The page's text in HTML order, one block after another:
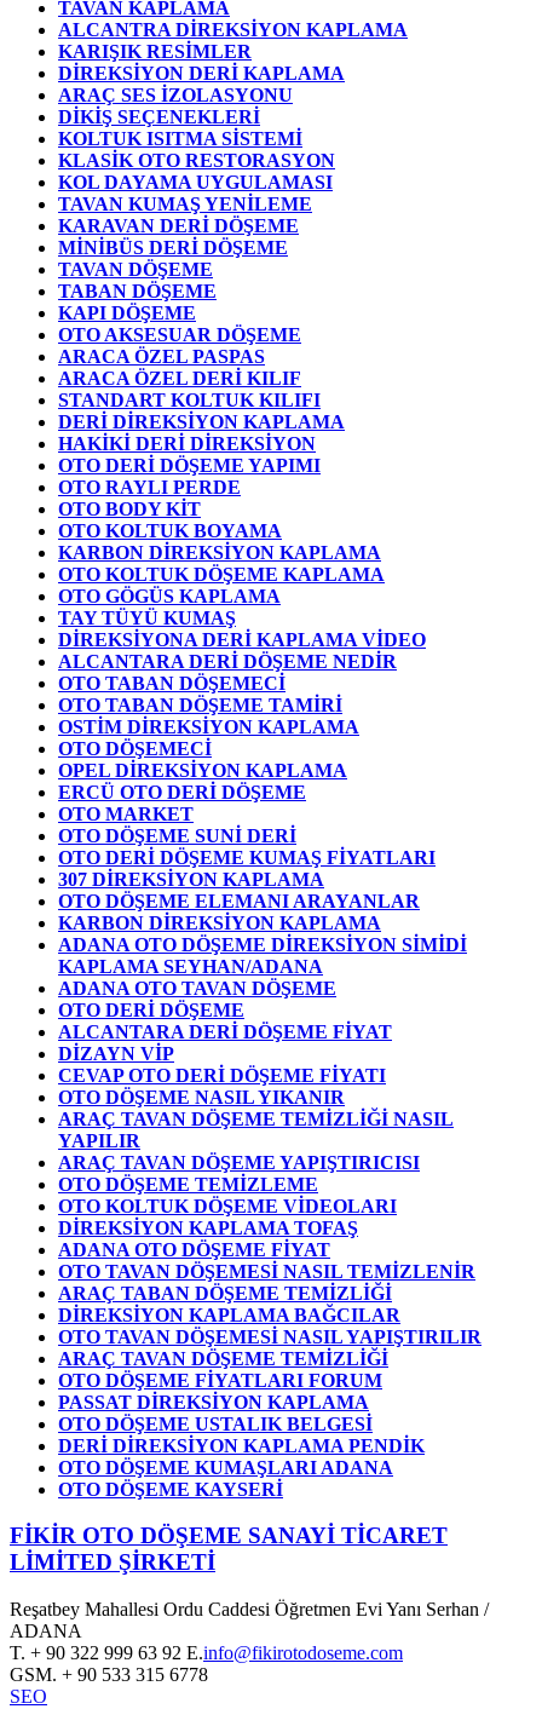
TAVAN KAPLAMA
ALCANTRA DİREKSİYON KAPLAMA
KARIŞIK RESİMLER
DİREKSİYON DERİ KAPLAMA
ARAÇ SES İZOLASYONU
DİKİŞ SEÇENEKLERİ
KOLTUK ISITMA SİSTEMİ
KLASİK OTO RESTORASYON
KOL DAYAMA UYGULAMASI
TAVAN KUMAŞ YENİLEME
KARAVAN DERİ DÖŞEME
MİNİBÜS DERİ DÖŞEME
TAVAN DÖŞEME
TABAN DÖŞEME
KAPI DÖŞEME
OTO AKSESUAR DÖŞEME
ARACA ÖZEL PASPAS
ARACA ÖZEL DERİ KILIF
STANDART KOLTUK KILIFI
DERİ DİREKSİYON KAPLAMA
HAKİKİ DERİ DİREKSİYON
OTO DERİ DÖŞEME YAPIMI
OTO RAYLI PERDE
OTO BODY KİT
OTO KOLTUK BOYAMA
KARBON DİREKSİYON KAPLAMA
OTO KOLTUK DÖŞEME KAPLAMA
OTO GÖGÜS KAPLAMA
TAY TÜYÜ KUMAŞ
DİREKSİYONA DERİ KAPLAMA VİDEO
ALCANTARA DERİ DÖŞEME NEDİR
OTO TABAN DÖŞEMECİ
OTO TABAN DÖŞEME TAMİRİ
OSTİM DİREKSİYON KAPLAMA
OTO DÖŞEMECİ
OPEL DİREKSİYON KAPLAMA
ERCÜ OTO DERİ DÖŞEME
OTO MARKET
OTO DÖŞEME SUNİ DERİ
OTO DERİ DÖŞEME KUMAŞ FİYATLARI
307 DİREKSİYON KAPLAMA
OTO DÖŞEME ELEMANI ARAYANLAR
KARBON DİREKSİYON KAPLAMA
ADANA OTO DÖŞEME DİREKSİYON SİMİDİ
KAPLAMA SEYHAN/ADANA
ADANA OTO TAVAN DÖŞEME
OTO DERİ DÖŞEME
ALCANTARA DERİ DÖŞEME FİYAT
DİZAYN VİP
CEVAP OTO DERİ DÖŞEME FİYATI
OTO DÖŞEME NASIL YIKANIR
ARAÇ TAVAN DÖŞEME TEMİZLİĞİ NASIL
YAPILIR
ARAÇ TAVAN DÖŞEME YAPIŞTIRICISI
OTO DÖŞEME TEMİZLEME
OTO KOLTUK DÖŞEME VİDEOLARI
DİREKSİYON KAPLAMA TOFAŞ
ADANA OTO DÖŞEME FİYAT
OTO TAVAN DÖŞEMESİ NASIL TEMİZLENİR
ARAÇ TABAN DÖŞEME TEMİZLİĞİ
DİREKSİYON KAPLAMA BAĞCILAR
OTO TAVAN DÖŞEMESİ NASIL YAPIŞTIRILIR
ARAÇ TAVAN DÖŞEME TEMİZLİĞİ
OTO DÖŞEME FİYATLARI FORUM
PASSAT DİREKSİYON KAPLAMA
OTO DÖŞEME USTALIK BELGESİ
DERİ DİREKSİYON KAPLAMA PENDİK
OTO DÖŞEME KUMAŞLARI ADANA
OTO DÖŞEME KAYSERİ
FİKİR OTO DÖŞEME SANAYİ TİCARET
LİMİTED ŞİRKETİ
Reşatbey Mahallesi Ordu Caddesi Öğretmen Evi Yanı Serhan /
ADANA
T. + 90 322 999 63 92 E.info@fikirotodoseme.com
GSM. + 90 533 315 6778
SEO